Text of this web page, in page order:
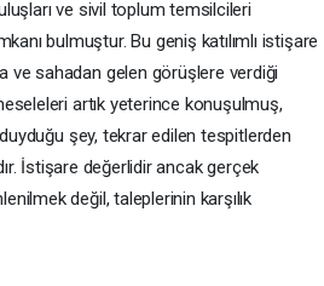
ve sivil toplum temsilcileri
bulmuştur. Bu geniş katılımlı istişare
ve sahadan gelen görüşlere verdiği
artık yeterince konuşulmuş,
şey, tekrar edilen tespitlerden
İstişare değerlidir ancak gerçek
değil, taleplerinin karşılık